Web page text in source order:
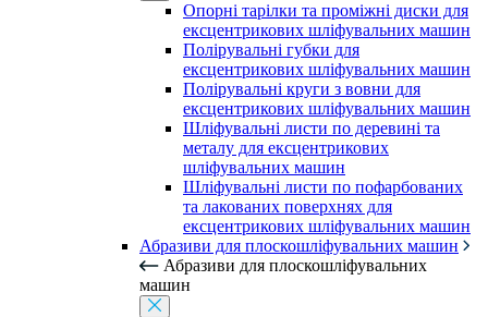
Опорні тарілки та проміжні диски для
ексцентрикових шліфувальних машин
Полірувальні губки для
ексцентрикових шліфувальних машин
Полірувальні круги з вовни для
ексцентрикових шліфувальних машин
Шліфувальні листи по деревині та
металу для ексцентрикових
шліфувальних машин
Шліфувальні листи по пофарбованих
та лакованих поверхнях для
ексцентрикових шліфувальних машин
Абразиви для плоскошліфувальних машин
Абразиви для плоскошліфувальних
машин